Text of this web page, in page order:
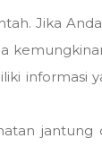
Jika
informasi
jantung